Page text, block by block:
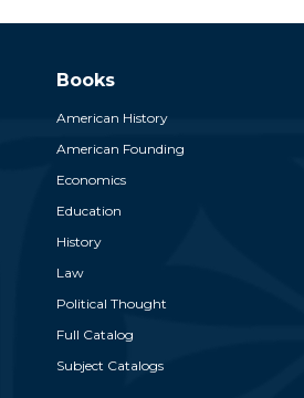
Books
American History
American Founding
Economics
Education
History
Law
Political Thought
Full Catalog
Subject Catalogs